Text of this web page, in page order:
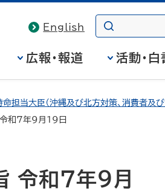
English
広報・報道 活動・白
担当大臣（沖縄及び北方対策、消費者及び
和7年9月19日
令和7年9月